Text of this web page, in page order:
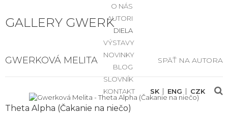
GALLERY GWERK
O NÁS
AUTORI
DIELA
VÝSTAVY
NOVINKY
BLOG
SLOVNÍK
KONTAKT
SK ENG CZK
GWERKOVÁ MELITA SPÄŤ NA AUTORA
Theta Alpha (Čakanie na niečo)